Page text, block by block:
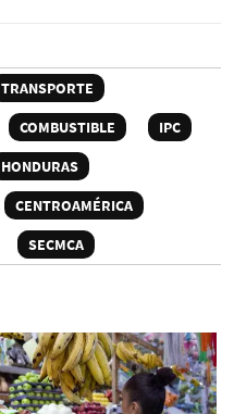
TRANSPORTE
COMBUSTIBLE
IPC
HONDURAS
CENTROAMÉRICA
SECMCA